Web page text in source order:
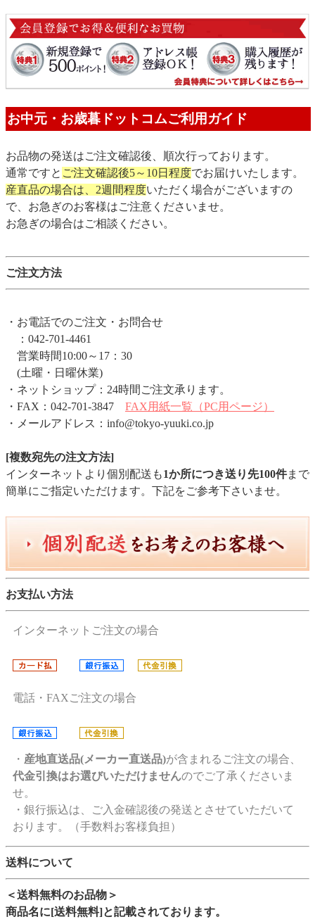
お中元・お歳暮ドットコムご利用ガイド
お品物の発送はご注文確認後、順次行っております。
通常ですと ご注文確認後5～10日程度でお届けいたします。
産直品の場合は、2週間程度いただく場合がございますの
で、お急ぎのお客様はご注意くださいませ。
お急ぎの場合はご相談ください。
ご注文方法
・お電話でのご注文・お問合せ
：042-701-4461
営業時間10:00～17：30
(土曜・日曜休業)
・ネットショップ：24時間ご注文承ります。
・FAX：042-701-3847 FAX用紙一覧（PC用ページ）
・メールアドレス：info@tokyo-yuuki.co.jp
[複数宛先の注文方法]
インターネットより個別配送も1か所につき送り先100件まで
簡単にご指定いただけます。下記をご参考下さいませ。
お支払い方法
インターネットご注文の場合
電話・FAXご注文の場合
・ 産地直送品(メーカー直送品)が含まれるご注文の場合、
代金引換はお選びいただけませんのでご了承くださいま
せ。
・銀行振込は、ご入金確認後の発送とさせていただいて
おります。（手数料お客様負担）
送料について
＜送料無料のお品物＞
商品名に[送料無料]と記載されております。